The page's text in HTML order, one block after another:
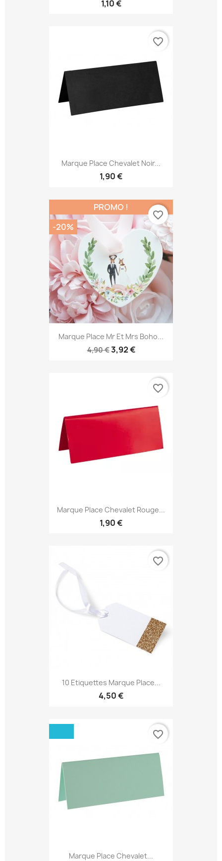
1,10 €
Marque Place Chevalet Noir...
1,90 €
favorite_border
Marque Place Mr Et Mrs Boho...
4,90 €3,92 €
PROMO !
-20%
favorite_border
Marque Place Chevalet Rouge...
1,90 €
favorite_border
10 Etiquettes Marque Place...
4,50 €
favorite_border
Marque Place Chevalet...
favorite_border